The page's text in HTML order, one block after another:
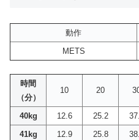
動作
METS
時間
（分）
10 20
40kg 12.6 25.2
41kg
12.9 25.8